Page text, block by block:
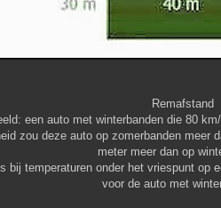
Remafstand
een auto met winterbanden die 80
zou deze auto op zomerbanden meer
meter meer dan op
bij temperaturen onder het vriespunt op
voor de auto met